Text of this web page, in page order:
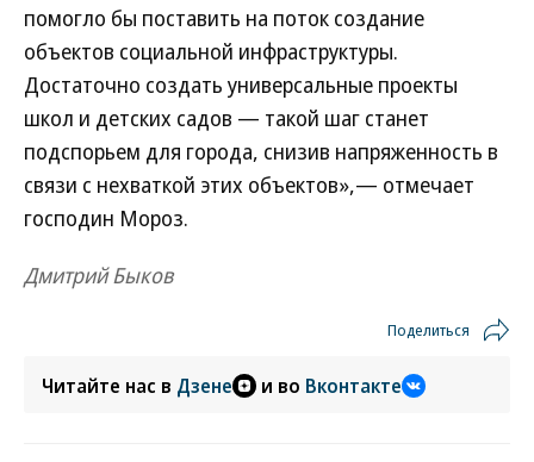
помогло бы поставить на поток создание
объектов социальной инфраструктуры.
Достаточно создать универсальные проекты
школ и детских садов — такой шаг станет
подспорьем для города, снизив напряженность в
связи с нехваткой этих объектов»,— отмечает
господин Мороз.
Дмитрий Быков
Поделиться
Читайте нас в Дзене и во Вконтакте